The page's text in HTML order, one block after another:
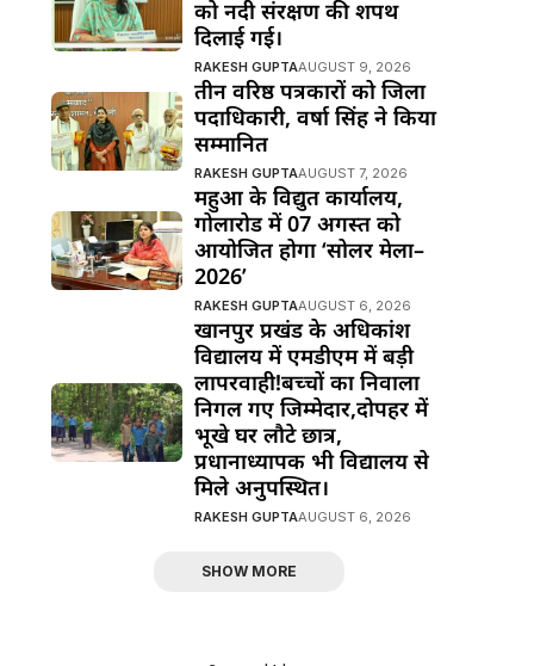
को नदी संरक्षण की शपथ
दिलाई गई।
RAKESH GUPTAAUGUST 9, 2026
तीन वरिष्ठ पत्रकारों को जिला
पदाधिकारी, वर्षा सिंह ने किया
सम्मानित
RAKESH GUPTAAUGUST 7, 2026
महुआ के विद्युत कार्यालय,
गोलारोड में 07 अगस्त को
आयोजित होगा ‘सोलर मेला–
2026’
RAKESH GUPTAAUGUST 6, 2026
खानपुर प्रखंड के अधिकांश
विद्यालय में एमडीएम में बड़ी
लापरवाही!बच्चों का निवाला
निगल गए जिम्मेदार,दोपहर में
भूखे घर लौटे छात्र,
प्रधानाध्यापक भी विद्यालय से
मिले अनुपस्थित।
RAKESH GUPTAAUGUST 6, 2026
SHOW MORE